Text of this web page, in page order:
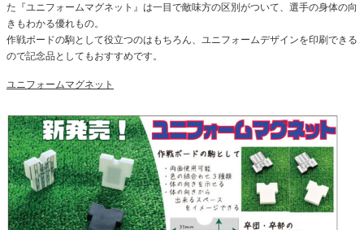
た『ユニフォームマグネット』は一目で敵味方の区別がついて、選手の身体の向
きもわかる優れもの。
作戦ボードの駒として役立つのはもちろん、ユニフォームデザインを印刷できる
ので記念品としてもおすすめです。
ユニフォームマグネット